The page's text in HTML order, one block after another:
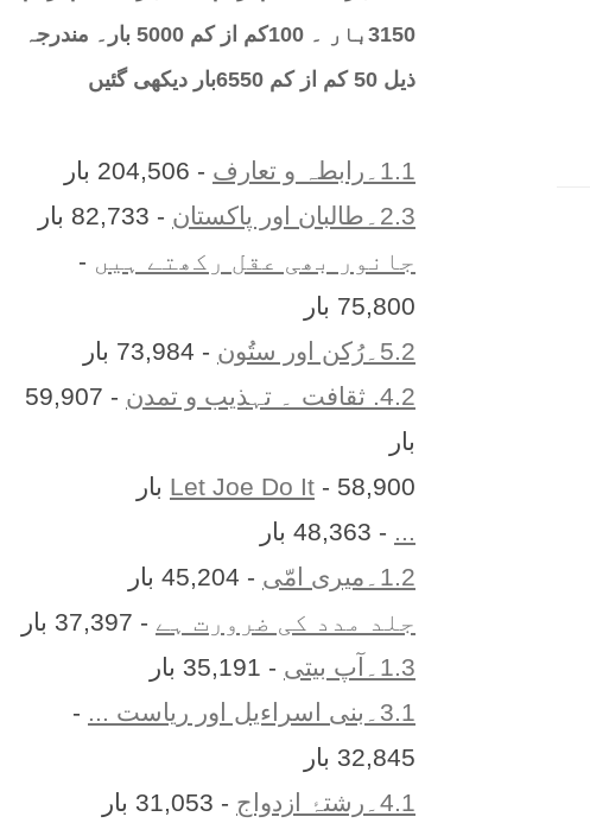
3150بار ۔ 100کم از کم 5000 بار۔ مندرجہ
ذیل 50 کم از کم 6550بار دیکھی گئیں
1.1۔رابطہ و تعارف
- 204,506 بار
2.3۔طالبان اور پاکستان
- 82,733 بار
جانور بھی عقل رکھتے ہیں
-
75,800 بار
5.2۔رُکن اور ستُون
- 73,984 بار
4.2. ثقافت ۔ تہذیب و تمدن
- 59,907
بار
Let Joe Do It - 58,900 بار
- 48,363 بار
1.2۔میری امّی
- 45,204 بار
جلد مدد کی ضرورت ہے - 37,397 بار
1.3۔آپ بیتی
- 35,191 بار
3.1۔بنی اسراءیل اور ریاست ...
-
32,845 بار
4.1۔رشتۂ ازدواج
- 31,053 بار